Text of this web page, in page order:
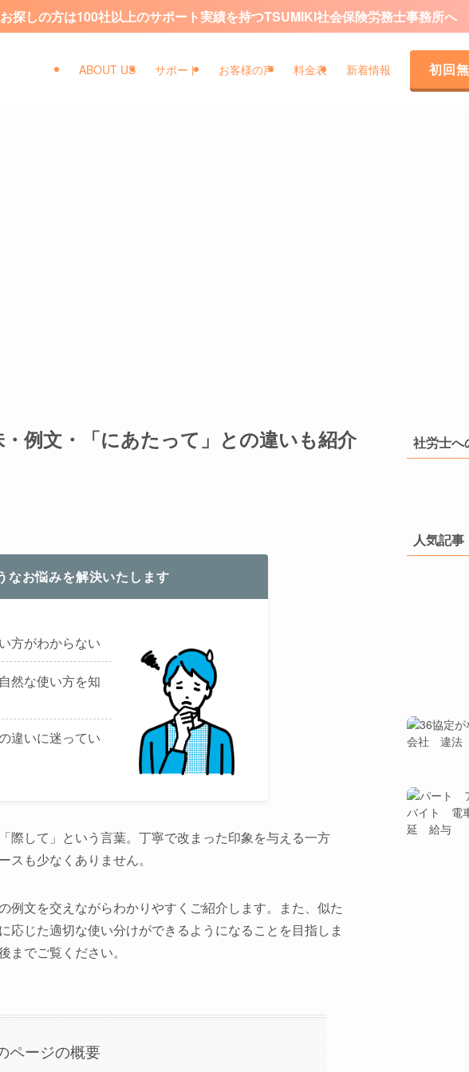
探しの方は100社以上のサポート実績を持つTSUMIKI社会保険労務士事務所へ
ABOUT US サポート お客様の声 料金表 新着情報 初回
例文・「にあたって」との違いも紹介
なお悩みを解決いたします
方がわからない
然な使い方を知
違いに迷ってい
際して」という言葉。丁寧で改まった印象を与える一方
も少なくありません。
文を交えながらわかりやすくご紹介します。また、似た
じた適切な使い分けができるようになることを目指しま
でご覧ください。
ページの概要
社労士へ
人気記事